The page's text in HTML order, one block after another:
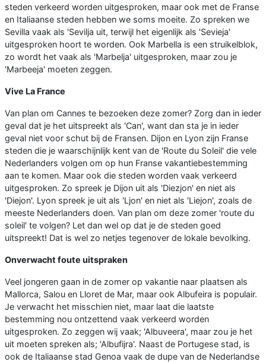
steden verkeerd worden uitgesproken, maar ook met de Franse
en Italiaanse steden hebben we soms moeite. Zo spreken we
Sevilla vaak als 'Sevilja uit, terwijl het eigenlijk als 'Sevieja'
uitgesproken hoort te worden. Ook Marbella is een struikelblok,
zo wordt het vaak als 'Marbelja' uitgesproken, maar zou je
'Marbeeja' moeten zeggen.
Vive La France
Van plan om Cannes te bezoeken deze zomer? Zorg dan in ieder
geval dat je het uitspreekt als 'Can', want dan sta je in ieder
geval niet voor schut bij de Fransen. Dijon en Lyon zijn Franse
steden die je waarschijnlijk kent van de 'Route du Soleil' die vele
Nederlanders volgen om op hun Franse vakantiebestemming
aan te komen. Maar ook die steden worden vaak verkeerd
uitgesproken. Zo spreek je Dijon uit als 'Diezjon' en niet als
'Diejon'. Lyon spreek je uit als 'Ljon' en niet als 'Liejon', zoals de
meeste Nederlanders doen. Van plan om deze zomer 'route du
soleil' te volgen? Let dan wel op dat je de steden goed
uitspreekt! Dat is wel zo netjes tegenover de lokale bevolking.
Onverwacht foute uitspraken
Veel jongeren gaan in de zomer op vakantie naar plaatsen als
Mallorca, Salou en Lloret de Mar, maar ook Albufeira is populair.
Je verwacht het misschien niet, maar laat die laatste
bestemming nou ontzettend vaak verkeerd worden
uitgesproken. Zo zeggen wij vaak; 'Albuveera', maar zou je het
uit moeten spreken als; 'Albufijra'. Naast de Portugese stad, is
ook de Italiaanse stad Genoa vaak de dupe van de Nederlandse